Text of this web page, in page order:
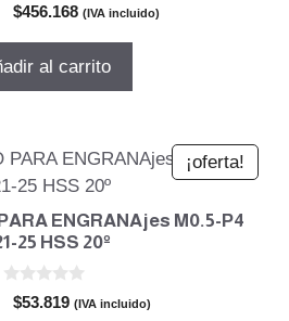
El
original
$456.168El
actual
(IVA incluido)
al carrito
¡oferta!
ENGRANAjes M0.5-P4
25 HSS 20º
El
$53.819El(IVA incluido)